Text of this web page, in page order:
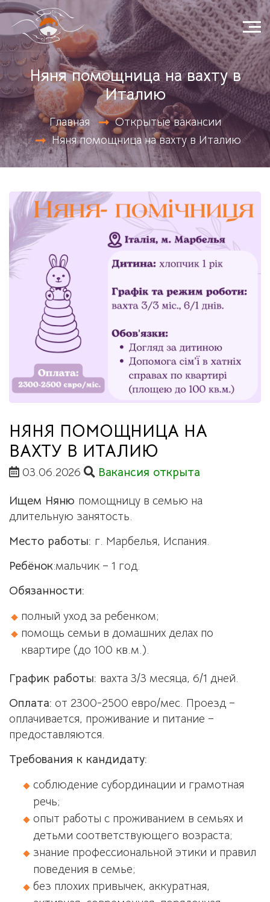
Няня помощница на вахту в
Италию
Главная
Открытые вакансии
Няня помощница на вахту в Италию
НЯНЯ ПОМОЩНИЦА НА
ВАХТУ В ИТАЛИЮ
03.06.2026
Вакансия открыта
Ищем Няню помощницу в семью на
длительную занятость.
Место работы: г. Марбелья, Испания.
Ребёнок:мальчик – 1 год.
Обязанности:
полный уход за ребенком;
помощь семьи в домашних делах по
квартире (до 100 кв.м.).
График работы: вахта 3/3 месяца, 6/1 дней.
Оплата: от 2300-2500 евро/мес. Проезд –
оплачивается, проживание и питание –
предоставляются.
Требования к кандидату:
соблюдение субординации и грамотная
речь;
опыт работы с проживанием в семьях и
детьми соответствующего возраста;
знание профессиональной этики и правил
поведения в семье;
без плохих привычек, аккуратная,